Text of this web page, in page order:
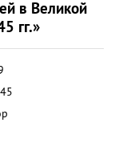
в Великой
гг.»